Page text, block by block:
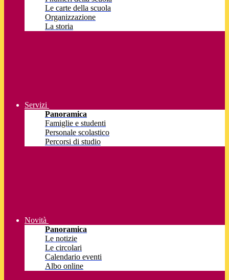
Le carte della scuola
Organizzazione
La storia
Servizi
Panoramica
Famiglie e studenti
Personale scolastico
Percorsi di studio
Novità
Panoramica
Le notizie
Le circolari
Calendario eventi
Albo online